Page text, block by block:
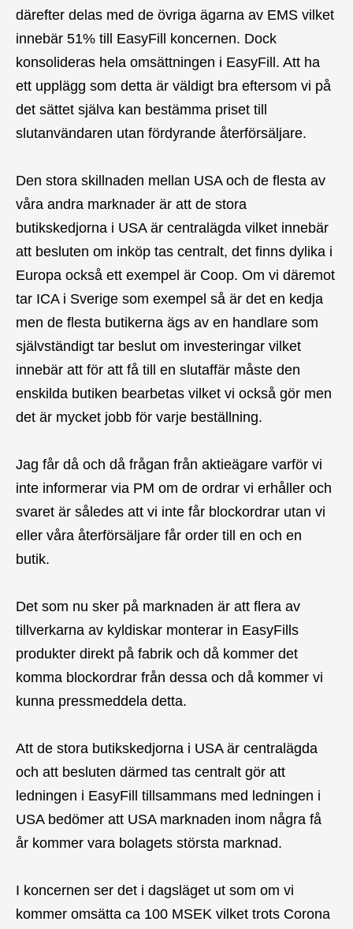
därefter delas med de övriga ägarna av EMS vilket
innebär 51% till EasyFill koncernen. Dock
konsolideras hela omsättningen i EasyFill. Att ha
ett upplägg som detta är väldigt bra eftersom vi på
det sättet själva kan bestämma priset till
slutanvändaren utan fördyrande återförsäljare.
Den stora skillnaden mellan USA och de flesta av
våra andra marknader är att de stora
butikskedjorna i USA är centralägda vilket innebär
att besluten om inköp tas centralt, det finns dylika i
Europa också ett exempel är Coop. Om vi däremot
tar ICA i Sverige som exempel så är det en kedja
men de flesta butikerna ägs av en handlare som
självständigt tar beslut om investeringar vilket
innebär att för att få till en slutaffär måste den
enskilda butiken bearbetas vilket vi också gör men
det är mycket jobb för varje beställning.
Jag får då och då frågan från aktieägare varför vi
inte informerar via PM om de ordrar vi erhåller och
svaret är således att vi inte får blockordrar utan vi
eller våra återförsäljare får order till en och en
butik.
Det som nu sker på marknaden är att flera av
tillverkarna av kyldiskar monterar in EasyFills
produkter direkt på fabrik och då kommer det
komma blockordrar från dessa och då kommer vi
kunna pressmeddela detta.
Att de stora butikskedjorna i USA är centralägda
och att besluten därmed tas centralt gör att
ledningen i EasyFill tillsammans med ledningen i
USA bedömer att USA marknaden inom några få
år kommer vara bolagets största marknad.
I koncernen ser det i dagsläget ut som om vi
kommer omsätta ca 100 MSEK vilket trots Corona